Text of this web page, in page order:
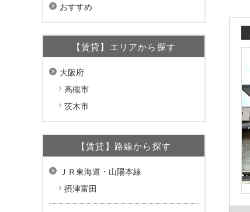
おすすめ
【賃貸】エリアから探す
大阪府
高槻市
茨木市
【賃貸】路線から探す
ＪＲ東海道・山陽本線
摂津富田